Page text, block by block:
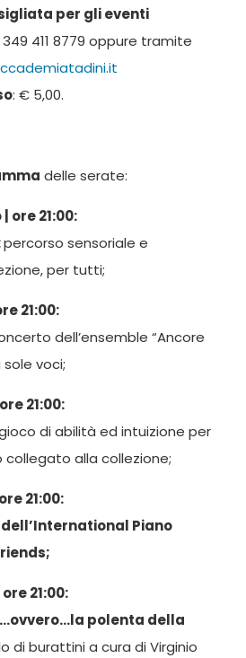
per gli eventi
411 8779 oppure tramite
: € 5,00.
delle serate:
ore 21:00:
percorso sensoriale e
per tutti;
21:00:
dell’ensemble “Ancore
sole voci;
21:00:
di abilità ed intuizione per
collegato alla collezione;
21:00:
Piano
21:00:
polenta della
di burattini a cura di Virginio